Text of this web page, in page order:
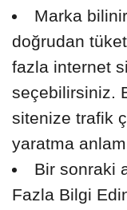
Marka
doğrudan
fazla internet
seçebilirsiniz.
sitenize trafik
yaratma
Bir sonraki
Fazla Bilgi